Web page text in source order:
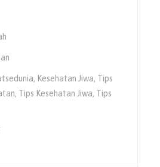
, Kesehatan Jiwa, Tips
, Tips Kesehatan Jiwa, Tips